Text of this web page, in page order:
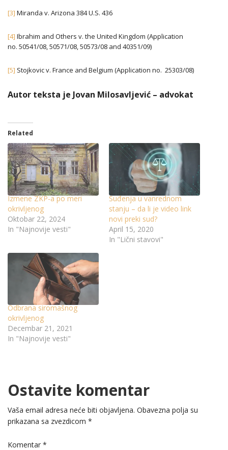
[3] Miranda v. Arizona 384 U.S. 436
[4] Ibrahim and Others v. the United Kingdom (Application
no. 50541/08, 50571/08, 50573/08 and 40351/09)
[5] Stojkovic v. France and Belgium (Application no. 25303/08)
Autor teksta je Jovan Milosavljević – advokat
Related
Izmene ZKP-a po meri
okrivljenog
Oktobar 22, 2024
In "Najnovije vesti"
Suđenja u vanrednom
stanju – da li je video link
novi preki sud?
April 15, 2020
In "Lični stavovi"
Odbrana siromašnog
okrivljenog
Decembar 21, 2021
In "Najnovije vesti"
Ostavite komentar
Vaša email adresa neće biti objavljena. Obavezna polja su
prikazana sa zvezdicom *
Komentar *